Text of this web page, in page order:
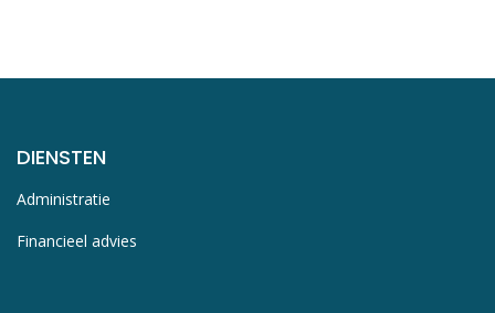
DIENSTEN
Administratie
Financieel advies